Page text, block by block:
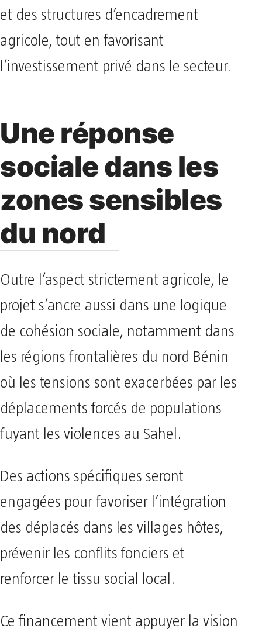
et des structures d’encadrement
agricole, tout en favorisant
l’investissement privé dans le secteur.
Une réponse
sociale dans les
zones sensibles
du nord
Outre l’aspect strictement agricole, le
projet s’ancre aussi dans une logique
de cohésion sociale, notamment dans
les régions frontalières du nord Bénin
où les tensions sont exacerbées par les
déplacements forcés de populations
fuyant les violences au Sahel.
Des actions spécifiques seront
engagées pour favoriser l’intégration
des déplacés dans les villages hôtes,
prévenir les conflits fonciers et
renforcer le tissu social local.
Ce financement vient appuyer la vision